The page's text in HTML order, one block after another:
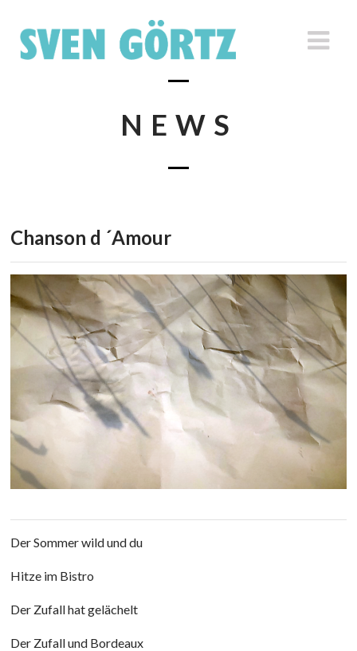
NEWS
Chanson d ´Amour
Der Sommer wild und du
Hitze im Bistro
Der Zufall hat gelächelt
Der Zufall und Bordeaux